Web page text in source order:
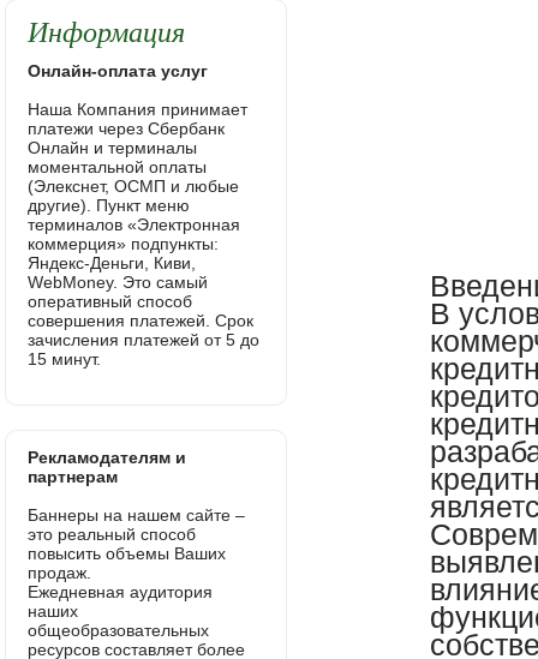
В
Информация
Онлайн-оплата услуг
Наша Компания принимает
платежи через Сбербанк
Онлайн и терминалы
моментальной оплаты
(Элекснет, ОСМП и любые
другие). Пункт меню
терминалов «Электронная
коммерция» подпункты:
Яндекс-Деньги, Киви,
WebMoney. Это самый
оперативный способ
совершения платежей. Срок
зачисления платежей от 5 до
15 минут.
Рекламодателям и
партнерам
Баннеры на нашем сайте –
это реальный способ
повысить объемы Ваших
продаж.
Ежедневная аудитория
наших
общеобразовательных
ресурсов составляет более